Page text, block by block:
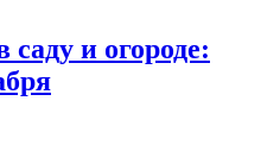
и огороде: